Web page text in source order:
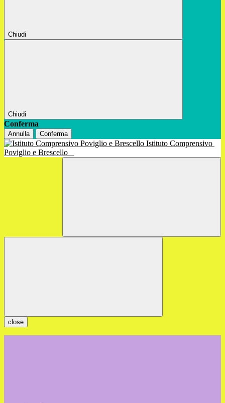
Chiudi
Chiudi
Conferma
Annulla Conferma
Istituto Comprensivo
Poviglio e Brescello
close